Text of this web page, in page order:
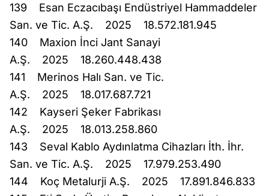
139 Esan Eczacıbaşı Endüstriyel Hammaddeler
San. ve Tic. A.Ş. 2025 18.572.181.945
140 Maxion İnci Jant Sanayi
A.Ş. 2025 18.260.448.438
141 Merinos Halı San. ve Tic.
A.Ş. 2025 18.017.687.721
142 Kayseri Şeker Fabrikası
A.Ş. 2025 18.013.258.860
143 Seval Kablo Aydınlatma Cihazları İth. İhr.
San. ve Tic. A.Ş. 2025 17.979.253.490
144 Koç Metalurji A.Ş. 2025 17.891.846.833